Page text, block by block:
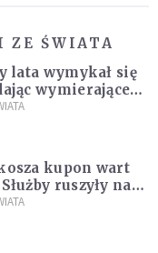
ZE ŚWIATA
lata wymykał się
wymierające
popełnił
kupon wart
ruszyły na